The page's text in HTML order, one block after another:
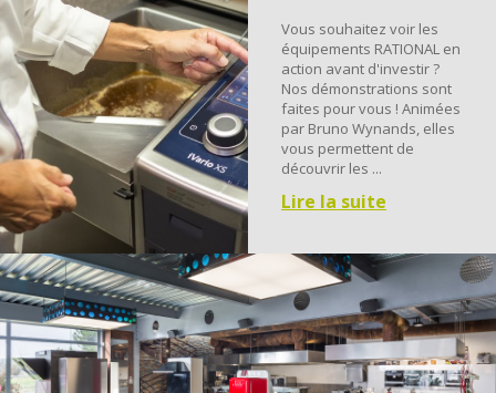
Vous souhaitez voir les
équipements RATIONAL en
action avant d'investir ?
Nos démonstrations sont
faites pour vous ! Animées
par Bruno Wynands, elles
vous permettent de
découvrir les ...
Lire la suite